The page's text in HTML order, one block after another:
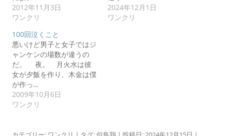
2012年11月3日
ワンクリ
2024年12月1日
ワンクリ
100回泣くこと
悪いけど男子と女子ではジ
ャンケンの場数が違うの
だ。 夜。 月火水は彼
女が夕飯を作り、木金は僕
が作っ…
2009年10月6日
ワンクリ